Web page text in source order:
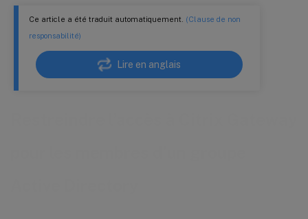
Ce article a été traduit automatiquement. (Clause de non
responsabilité)
Lire en anglais